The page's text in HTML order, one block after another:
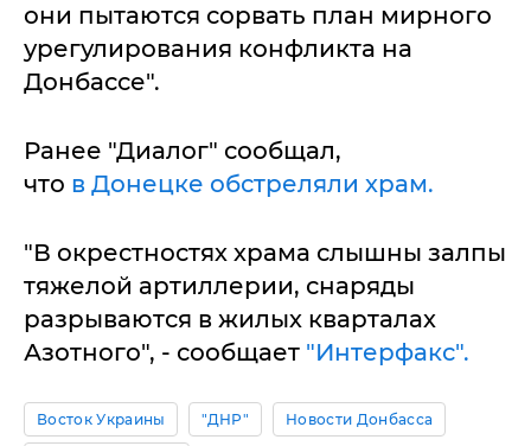
они пытаются сорвать план мирного
урегулирования конфликта на
Донбассе".
Ранее "Диалог" сообщал,
что в Донецке обстреляли храм.
"В окрестностях храма слышны залпы
тяжелой артиллерии, снаряды
разрываются в жилых кварталах
Азотного", - сообщает "Интерфакс".
Восток Украины "ДНР" Новости Донбасса